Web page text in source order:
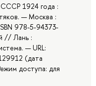
1924 года :
— Москва :
978-5-94373-
// Лань :
— URL:
(дата
доступа: для